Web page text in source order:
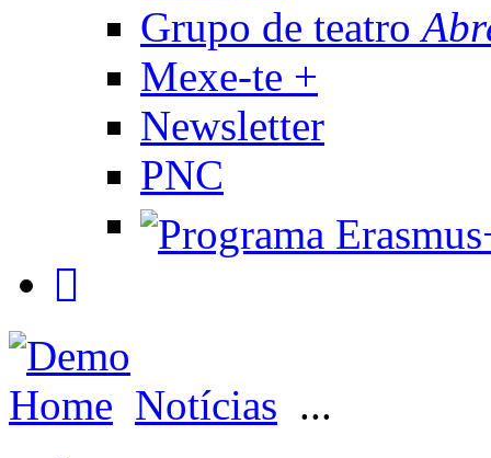
Grupo de teatro
Mexe-te +
Newsletter
PNC
Home Notícias ...